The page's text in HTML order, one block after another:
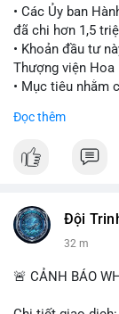
• Các Ủy ban
đã chi hơn 1,5
• Khoản đầu tư
Thượng viện Hoa
• Mục tiêu nhằm
#vlikevn #titanbot
Đọc thêm
Đội
32 m
🚨 CẢNH BÁO